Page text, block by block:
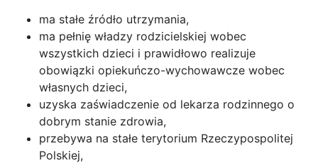
ma stałe źródło utrzymania,
ma pełnię władzy rodzicielskiej wobec
wszystkich dzieci i prawidłowo realizuje
obowiązki opiekuńczo-wychowawcze wobec
własnych dzieci,
uzyska zaświadczenie od lekarza rodzinnego o
dobrym stanie zdrowia,
przebywa na stałe terytorium Rzeczypospolitej
Polskiej,